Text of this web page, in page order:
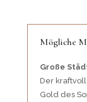
Mögliche
Große
Der
Gold des